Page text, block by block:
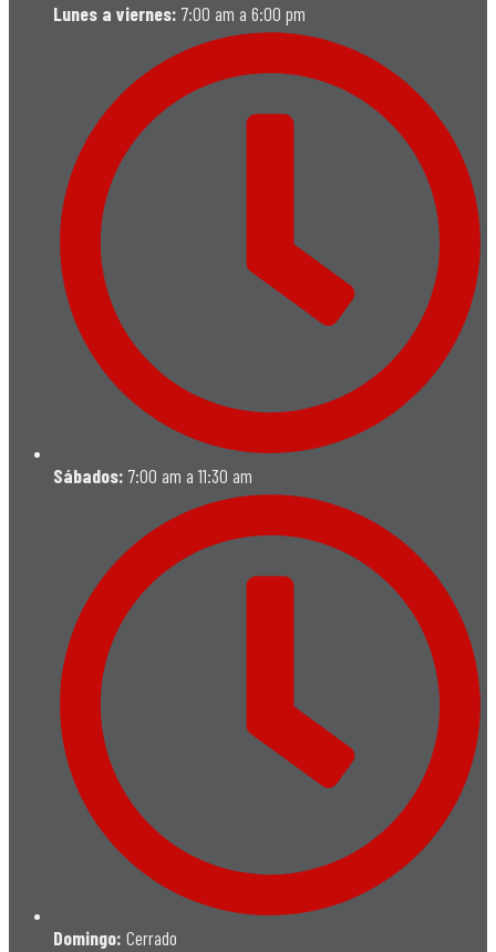
Lunes a viernes: 7:00 am a 6:00 pm
Sábados: 7:00 am a 11:30 am
Domingo: Cerrado